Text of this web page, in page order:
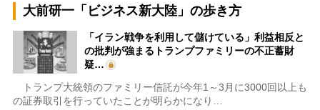
大前研一「ビジネス新大陸」の歩き方
「イラン戦争を利用して儲けている」利益相反と
の批判が強まるトランプファミリーの不正蓄財
疑…
トランプ大統領のファミリー信託が今年1～3月に3000回以上も
の証券取引を行っていたことが明らかになり…